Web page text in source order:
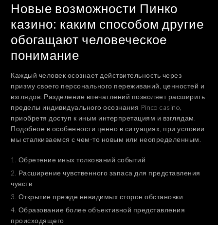
Новые возможности Пинко
казино: каким способом другие
обогащают человеческое
понимание
Каждый человек осознает действительность через
призму своего персонального переживаний, ценностей и
взглядов. Разделение впечатлений позволяет расширить
пределы индивидуального осознания Pinco casino,
приобретя доступ к иным интерпретациям и взглядам.
Подобное в особенности ценно в ситуациях, при условии
мы сталкиваемся с чем-то новым или неопределенным.
Обретение иных толкований событий
Расширение чувственного запаса для представления
чувств
Открытие прежде невидимых сторон обстановки
Образование более объективной представления
происходящего